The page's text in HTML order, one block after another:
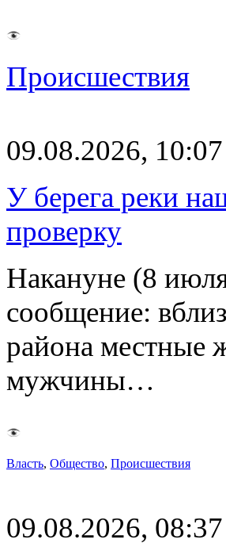
Происшествия
09.08.2026, 10:07
У берега реки
проверку
Накануне (8
сообщение:
района местные
мужчины…
Власть, Общество, Происшествия
09.08.2026, 08:37